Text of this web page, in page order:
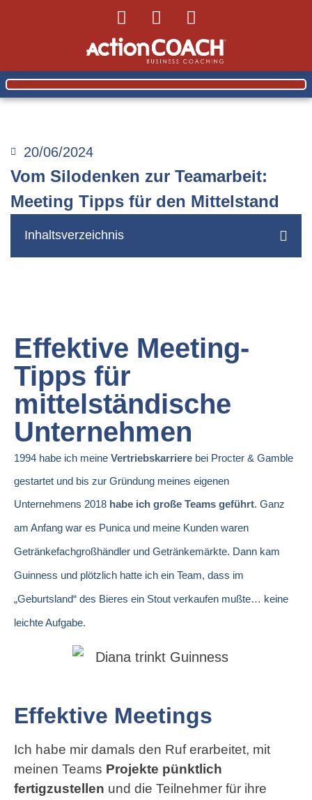
20/06/2024
Vom Silodenken zur Teamarbeit:
Meeting Tipps für den Mittelstand
Inhaltsverzeichnis
Effektive Meeting-
Tipps für
mittelständische
Unternehmen
1994 habe ich meine Vertriebskarriere bei Procter & Gamble
gestartet und bis zur Gründung meines eigenen
Unternehmens 2018 habe ich große Teams geführt. Ganz
am Anfang war es Punica und meine Kunden waren
Getränkefachgroßhändler und Getränkemärkte. Dann kam
Guinness und plötzlich hatte ich ein Team, dass im
„Geburtsland“ des Bieres ein Stout verkaufen mußte… keine
leichte Aufgabe.
Effektive Meetings
Ich habe mir damals den Ruf erarbeitet, mit
meinen Teams Projekte pünktlich
fertigzustellen und die Teilnehmer für ihre